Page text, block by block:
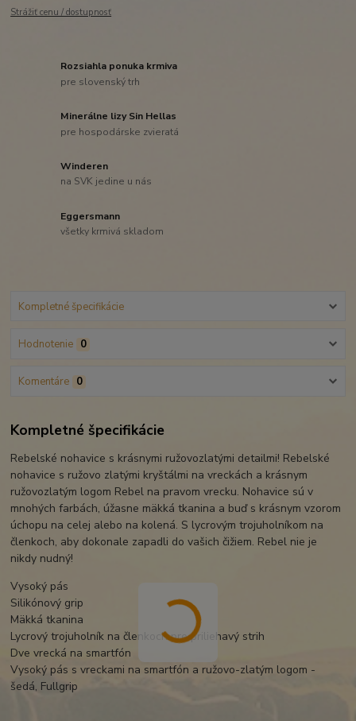
Strážiť cenu / dostupnosť
Rozsiahla ponuka krmiva
pre slovenský trh
Minerálne lizy Sin Hellas
pre hospodárske zvieratá
Winderen
na SVK jedine u nás
Eggersmann
všetky krmivá skladom
Kompletné špecifikácie
Hodnotenie 0
Komentáre 0
Kompletné špecifikácie
Rebelské nohavice s krásnymi ružovozlatými detailmi! Rebelské
nohavice s ružovo zlatými kryštálmi na vreckách a krásnym
ružovozlatým logom Rebel na pravom vrecku. Nohavice sú v
mnohých farbách, úžasne mäkká tkanina a buď s krásnym vzorom
úchopu na celej alebo na kolená. S lycrovým trojuholníkom na
členkoch, aby dokonale zapadli do vašich čižiem. Rebel nie je
nikdy nudný!
Vysoký pás
Silikónový grip
Mäkká tkanina
Lycrový trojuholník na členkoch pre priliehavý strih
Dve vrecká na smartfón
Vysoký pás s vreckami na smartfón a ružovo-zlatým logom -
šedá, Fullgrip